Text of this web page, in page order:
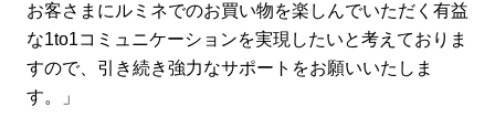
お客さまにルミネでのお買い物を楽しんでいただく有益
な1to1コミュニケーションを実現したいと考えておりま
すので、引き続き強力なサポートをお願いいたしま
す。」